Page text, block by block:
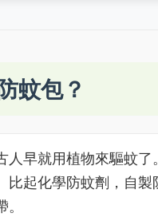
蚊包？
人早就用植物來驅蚊
比起化學防蚊劑，自